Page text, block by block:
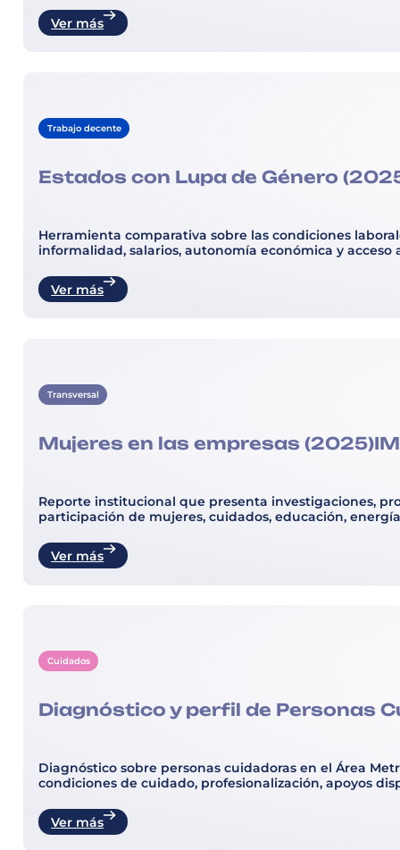
Ver más
Trabajo decente
Estados con Lupa de Género
Herramienta comparativa sobre las condiciones
informalidad, salarios, autonomía económica y
Ver más
Transversal
Mujeres en las empresas
Reporte institucional que presenta investigaciones,
participación de mujeres, cuidados, educación,
Ver más
Cuidados
Diagnóstico y perfil de Personas
Diagnóstico sobre personas cuidadoras en el Área
condiciones de cuidado, profesionalización, apoyos
Ver más